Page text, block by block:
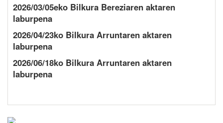
2026/03/05eko Bilkura Bereziaren aktaren
laburpena
2026/04/23ko Bilkura Arruntaren aktaren
laburpena
2026/06/18ko Bilkura Arruntaren aktaren
laburpena